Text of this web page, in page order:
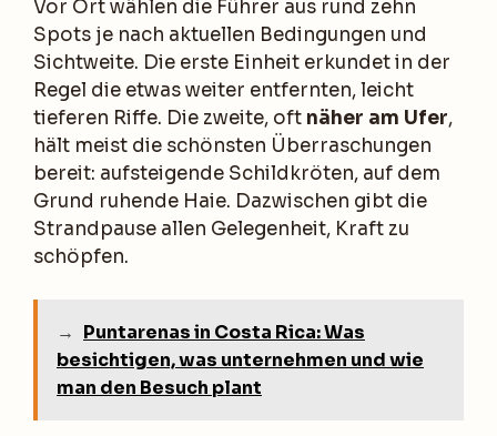
Vor Ort wählen die Führer aus rund zehn
Spots je nach aktuellen Bedingungen und
Sichtweite. Die erste Einheit erkundet in der
Regel die etwas weiter entfernten, leicht
tieferen Riffe. Die zweite, oft näher am Ufer,
hält meist die schönsten Überraschungen
bereit: aufsteigende Schildkröten, auf dem
Grund ruhende Haie. Dazwischen gibt die
Strandpause allen Gelegenheit, Kraft zu
schöpfen.
→ Puntarenas in Costa Rica: Was
besichtigen, was unternehmen und wie
man den Besuch plant